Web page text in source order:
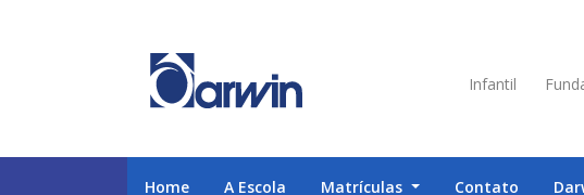
Infantil
Home A Escola Matrículas Contato